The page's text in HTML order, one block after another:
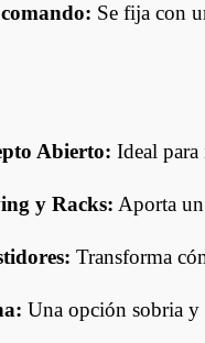
Se fija con
Abierto: Ideal
y Racks: Aporta
Transforma
Una opción sobria y